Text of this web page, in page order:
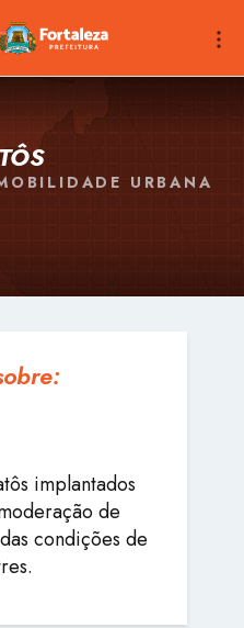
URBANA
implantados
de
condições de